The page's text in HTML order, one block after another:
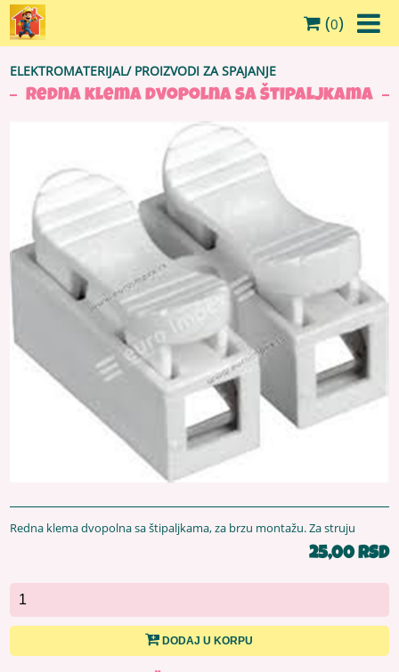
(0)
ELEKTROMATERIJAL/ PROIZVODI ZA SPAJANJE
Redna klema dvopolna sa štipaljkama
Redna klema dvopolna sa štipaljkama, za brzu montažu. Za struju
25,00 RSD
DODAJ U KORPU